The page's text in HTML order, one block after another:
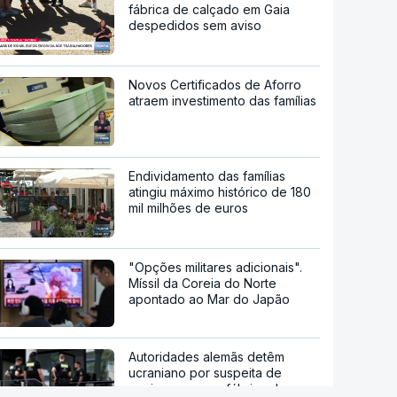
fábrica de calçado em Gaia
despedidos sem aviso
Novos Certificados de Aforro
atraem investimento das famílias
Endividamento das famílias
atingiu máximo histórico de 180
mil milhões de euros
"Opções militares adicionais".
Míssil da Coreia do Norte
apontado ao Mar do Japão
Autoridades alemãs detêm
ucraniano por suspeita de
espionagem em fábrica de